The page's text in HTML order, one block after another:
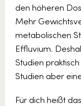
den höheren
Mehr
metabolischen
Effluvium.
Studien
Studien aber
Für dich heißt